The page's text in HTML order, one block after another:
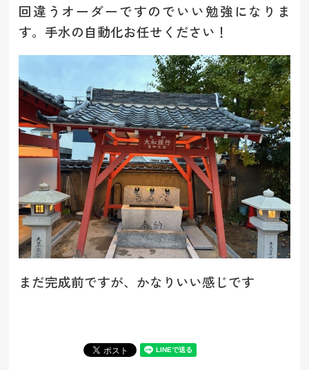
回違うオーダーですのでいい勉強になりま
す。手水の自動化お任せください！
まだ完成前ですが、かなりいい感じです